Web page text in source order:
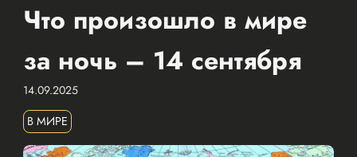
Что произошло в мире
за ночь – 14 сентября
14.09.2025
В МИРЕ